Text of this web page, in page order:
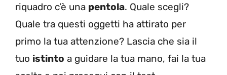
riquadro c’è una pentola. Quale scegli?
Quale tra questi oggetti ha attirato per
primo la tua attenzione? Lascia che sia il
tuo istinto a guidare la tua mano, fai la tua